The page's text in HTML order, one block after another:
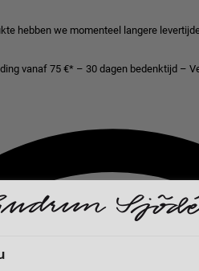
hebben we momenteel langere
vanaf 75 €* – 30 dagen bedenktijd –